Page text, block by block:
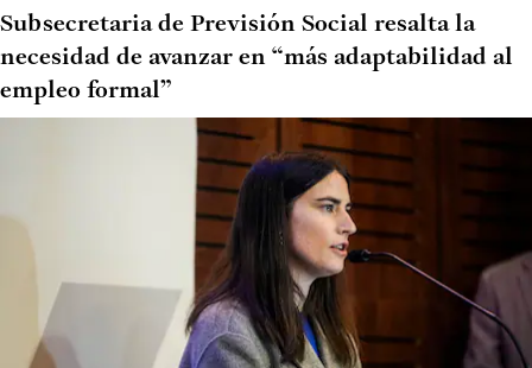
Subsecretaria de Previsión Social resalta la
necesidad de avanzar en “más adaptabilidad al
empleo formal”